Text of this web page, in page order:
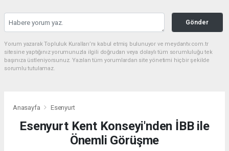
Gönder
Yorum yazarak Topluluk Kuralları’nı kabul etmiş bulunuyor ve meydantv.com.tr
sitesine yaptığınız yorumunuzla ilgili doğrudan veya dolaylı tüm sorumluluğu tek
başınıza üstleniyorsunuz. Yazılan tüm yorumlardan site yönetimi hiçbir şekilde
sorumlu tutulamaz.
Anasayfa Esenyurt
Esenyurt Kent Konseyi'nden İBB ile
Önemli Görüşme